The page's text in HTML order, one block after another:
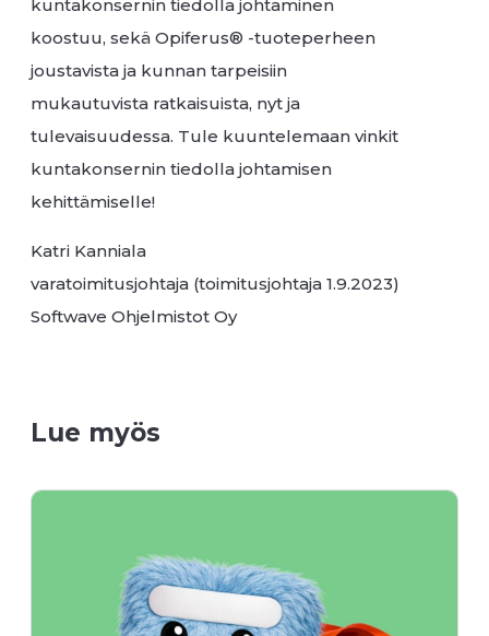
kuntakonsernin tiedolla johtaminen
koostuu, sekä Opiferus® -tuoteperheen
joustavista ja kunnan tarpeisiin
mukautuvista ratkaisuista, nyt ja
tulevaisuudessa. Tule kuuntelemaan vinkit
kuntakonsernin tiedolla johtamisen
kehittämiselle!
Katri Kanniala
varatoimitusjohtaja (toimitusjohtaja 1.9.2023)
Softwave Ohjelmistot Oy
Lue myös